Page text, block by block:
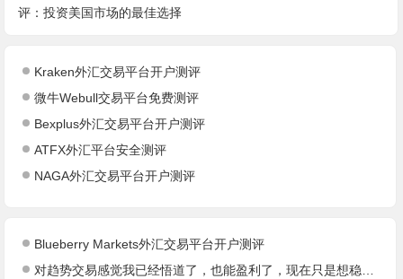
评：投资美国市场的最佳选择
Kraken外汇交易平台开户测评
微牛Webull交易平台免费测评
Bexplus外汇交易平台开户测评
ATFX外汇平台安全测评
NAGA外汇交易平台开户测评
Blueberry Markets外汇交易平台开户测评
对趋势交易感觉我已经悟道了，也能盈利了，现在只是想稳定下去对吗？